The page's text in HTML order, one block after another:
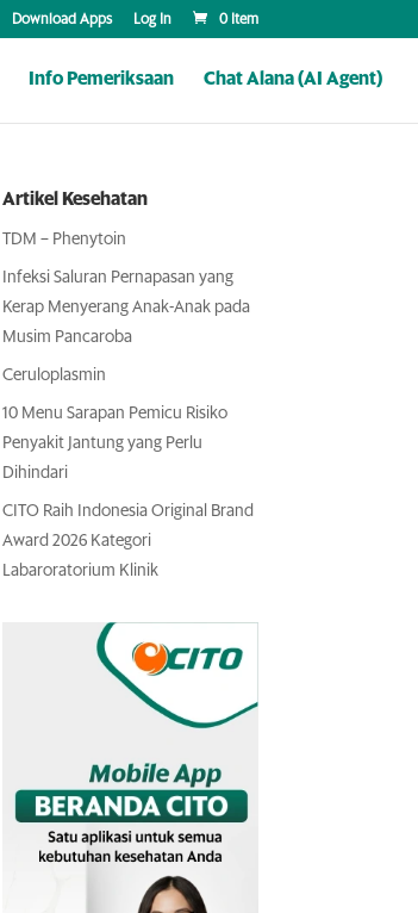
Download Apps Log In 0 Item
Info Pemeriksaan Chat Alana (AI Agent)
Artikel Kesehatan
TDM – Phenytoin
Infeksi Saluran Pernapasan yang
Kerap Menyerang Anak-Anak pada
Musim Pancaroba
Ceruloplasmin
10 Menu Sarapan Pemicu Risiko
Penyakit Jantung yang Perlu
Dihindari
CITO Raih Indonesia Original Brand
Award 2026 Kategori
Labaroratorium Klinik